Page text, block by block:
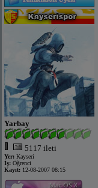
Yarbay
5117 ileti
Yer: Kayseri
İş: Öğrenci
Kayıt: 12-08-2007 08:15